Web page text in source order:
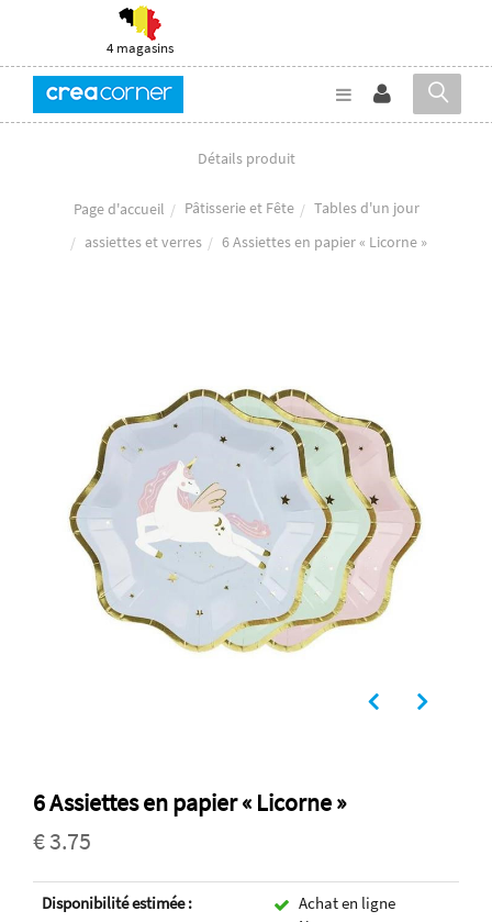
4 magasins
Détails produit
Page d'accueil Pâtisserie et Fête
Tables d'un jour
assiettes et verres
6 Assiettes en papier « Licorne »
6 Assiettes en papier « Licorne »
€ 3.75
Disponibilité estimée :
Achat en ligne